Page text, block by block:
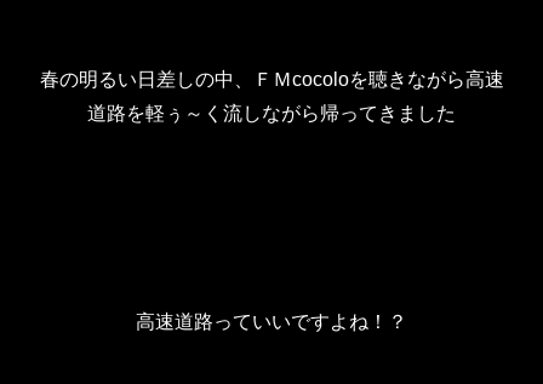
春の明るい日差しの中、ＦＭcocoloを聴きながら高速
道路を軽ぅ～く流しながら帰ってきました
高速道路っていいですよね！？